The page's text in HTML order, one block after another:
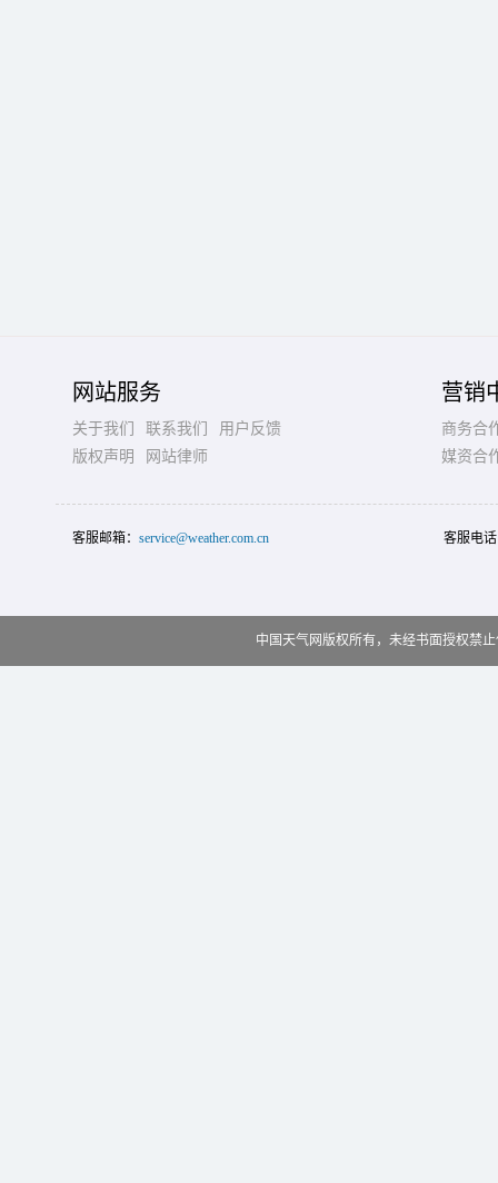
网站服务
关于我们 联系我们
用户反馈
版权声明
网站律师
营销
商务合
媒资合
客服邮箱： service@weather.com.cn 客服电
中国天气网版权所有，未经书面授权